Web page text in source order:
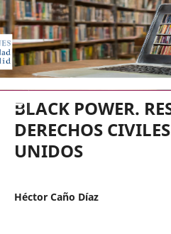
EDICIONES
BLACK POWER.
DERECHOS
UNIDOS
Héctor Caño Díaz